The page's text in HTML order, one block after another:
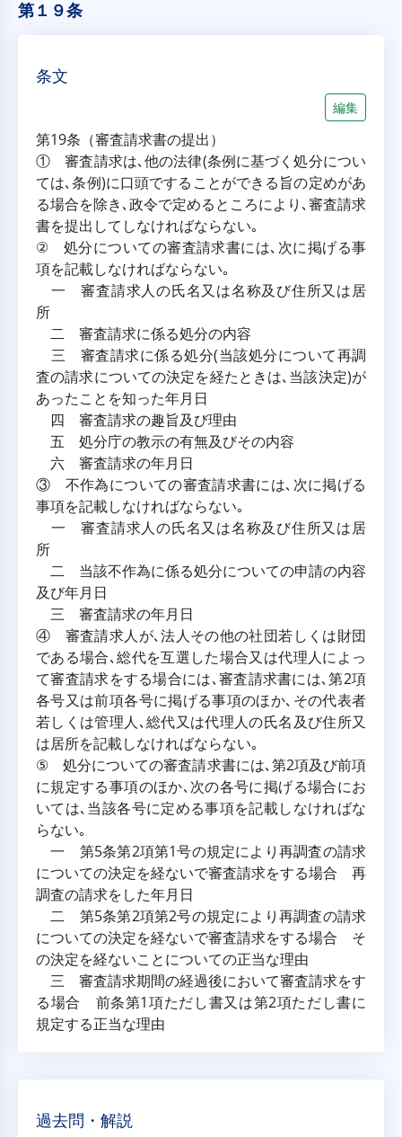
第１９条
条文
編集
第19条（審査請求書の提出）
① 審査請求は､他の法律(条例に基づく処分につい
ては､条例)に口頭ですることができる旨の定めがあ
る場合を除き､政令で定めるところにより､審査請求
書を提出してしなければならない｡
② 処分についての審査請求書には､次に掲げる事
項を記載しなければならない｡
一 審査請求人の氏名又は名称及び住所又は居
所
二 審査請求に係る処分の内容
三 審査請求に係る処分(当該処分について再調
査の請求についての決定を経たときは､当該決定)が
あったことを知った年月日
四 審査請求の趣旨及び理由
五 処分庁の教示の有無及びその内容
六 審査請求の年月日
③ 不作為についての審査請求書には､次に掲げる
事項を記載しなければならない｡
一 審査請求人の氏名又は名称及び住所又は居
所
二 当該不作為に係る処分についての申請の内容
及び年月日
三 審査請求の年月日
④ 審査請求人が､法人その他の社団若しくは財団
である場合､総代を互選した場合又は代理人によっ
て審査請求をする場合には､審査請求書には､第2項
各号又は前項各号に掲げる事項のほか､その代表者
若しくは管理人､総代又は代理人の氏名及び住所又
は居所を記載しなければならない｡
⑤ 処分についての審査請求書には､第2項及び前項
に規定する事項のほか､次の各号に掲げる場合にお
いては､当該各号に定める事項を記載しなければな
らない｡
一 第5条第2項第1号の規定により再調査の請求
についての決定を経ないで審査請求をする場合 再
調査の請求をした年月日
二 第5条第2項第2号の規定により再調査の請求
についての決定を経ないで審査請求をする場合 そ
の決定を経ないことについての正当な理由
三 審査請求期間の経過後において審査請求をす
る場合 前条第1項ただし書又は第2項ただし書に
規定する正当な理由
過去問・解説